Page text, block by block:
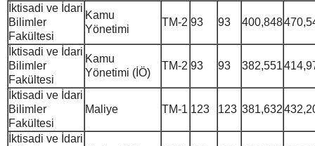
İktisadi ve İdari
Bilimler
Fakültesi
Kamu
Yönetimi
TM-2 93 93 400,848
İktisadi ve İdari
Bilimler
Fakültesi
Kamu
Yönetimi (İÖ)
TM-2 93 93 382,551
İktisadi ve İdari
Bilimler
Fakültesi
Maliye TM-1 123 123 381,632
İktisadi ve İdari